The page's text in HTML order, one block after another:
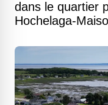
dans le quartier
Hochelaga-